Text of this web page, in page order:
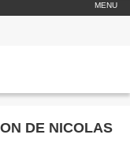
MENU
DE NICOLAS